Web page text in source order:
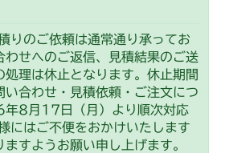
りのご依頼は通常通り承ってお
わせへのご返信、見積結果のご送
処理は休止となります。休止期間
い合わせ・見積依頼・ご注文につ
8月17日（月）より順次対応
にはご不便をおかけいたします
すようお願い申し上げます。